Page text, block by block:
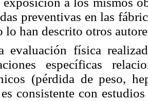
preventivas en las
lo han descrito otros
evaluación física
específicas
(pérdida de peso,
consistente con